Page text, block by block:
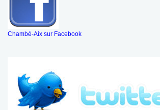
Chambé-Aix sur Facebook